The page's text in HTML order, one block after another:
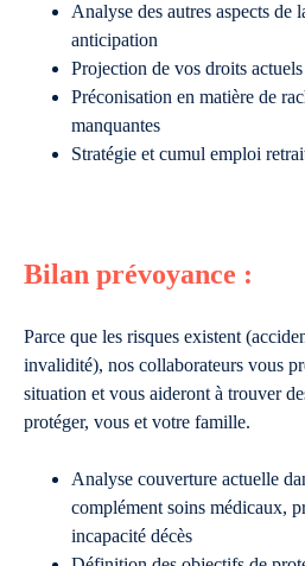
Analyse des autres aspects de
anticipation
Projection de vos droits actuels
Préconisation en matière de
manquantes
Stratégie et cumul emploi
Bilan prévoyance :
Parce que les risques existent
invalidité), nos collaborateurs vous
situation et vous aideront à trouver
protéger, vous et votre famille.
Analyse couverture actuelle
complément soins médicaux,
incapacité décès